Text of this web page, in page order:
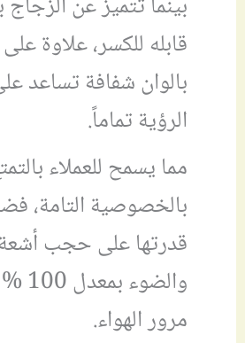
قابله للكسر، علاوة
بالوان شفافة تساعد
الرؤية تماماً.
مما يسمح للعملاء
بالخصوصية التامة،
قدرتها على حجب أشعة
مرور الهواء.